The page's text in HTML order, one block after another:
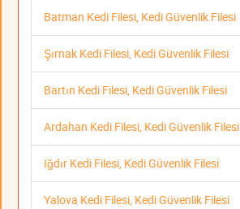
Batman Kedi Filesi, Kedi Güvenlik Filesi
Şırnak Kedi Filesi, Kedi Güvenlik Filesi
Bartın Kedi Filesi, Kedi Güvenlik Filesi
Ardahan Kedi Filesi, Kedi Güvenlik Filesi
Iğdır Kedi Filesi, Kedi Güvenlik Filesi
Yalova Kedi Filesi, Kedi Güvenlik Filesi